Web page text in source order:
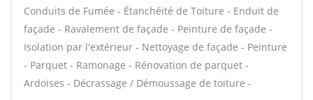
Conduits de Fumée - Étanchéité de Toiture - Enduit de
façade - Ravalement de façade - Peinture de façade -
Isolation par l'extérieur - Nettoyage de façade - Peinture
- Parquet - Ramonage - Rénovation de parquet -
Ardoises - Décrassage / Démoussage de toiture -